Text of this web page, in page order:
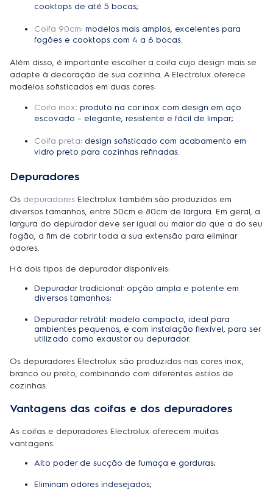
cooktops de até 5 bocas;
Coifa 90cm: modelos mais amplos, excelentes para
fogões e cooktops com 4 a 6 bocas.
Além disso, é importante escolher a coifa cujo design mais se
adapte à decoração de sua cozinha. A Electrolux oferece
modelos sofisticados em duas cores:
Coifa inox: produto na cor inox com design em aço
escovado – elegante, resistente e fácil de limpar;
Coifa preta: design sofisticado com acabamento em
vidro preto para cozinhas refinadas.
Depuradores
Os depuradores Electrolux também são produzidos em
diversos tamanhos, entre 50cm e 80cm de largura. Em geral, a
largura do depurador deve ser igual ou maior do que a do seu
fogão, a fim de cobrir toda a sua extensão para eliminar
odores.
Há dois tipos de depurador disponíveis:
Depurador tradicional: opção ampla e potente em
diversos tamanhos;
Depurador retrátil: modelo compacto, ideal para
ambientes pequenos, e com instalação flexível, para ser
utilizado como exaustor ou depurador.
Os depuradores Electrolux são produzidos nas cores inox,
branco ou preto, combinando com diferentes estilos de
cozinhas.
Vantagens das coifas e dos depuradores
As coifas e depuradores Electrolux oferecem muitas
vantagens:
Alto poder de sucção de fumaça e gorduras;
Eliminam odores indesejados;